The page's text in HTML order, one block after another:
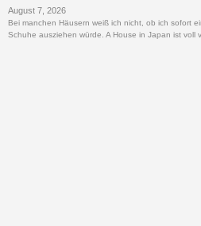
August 7, 2026
Bei manchen Häusern weiß ich nicht, ob ich sofort
Schuhe ausziehen würde. A House in Japan ist voll